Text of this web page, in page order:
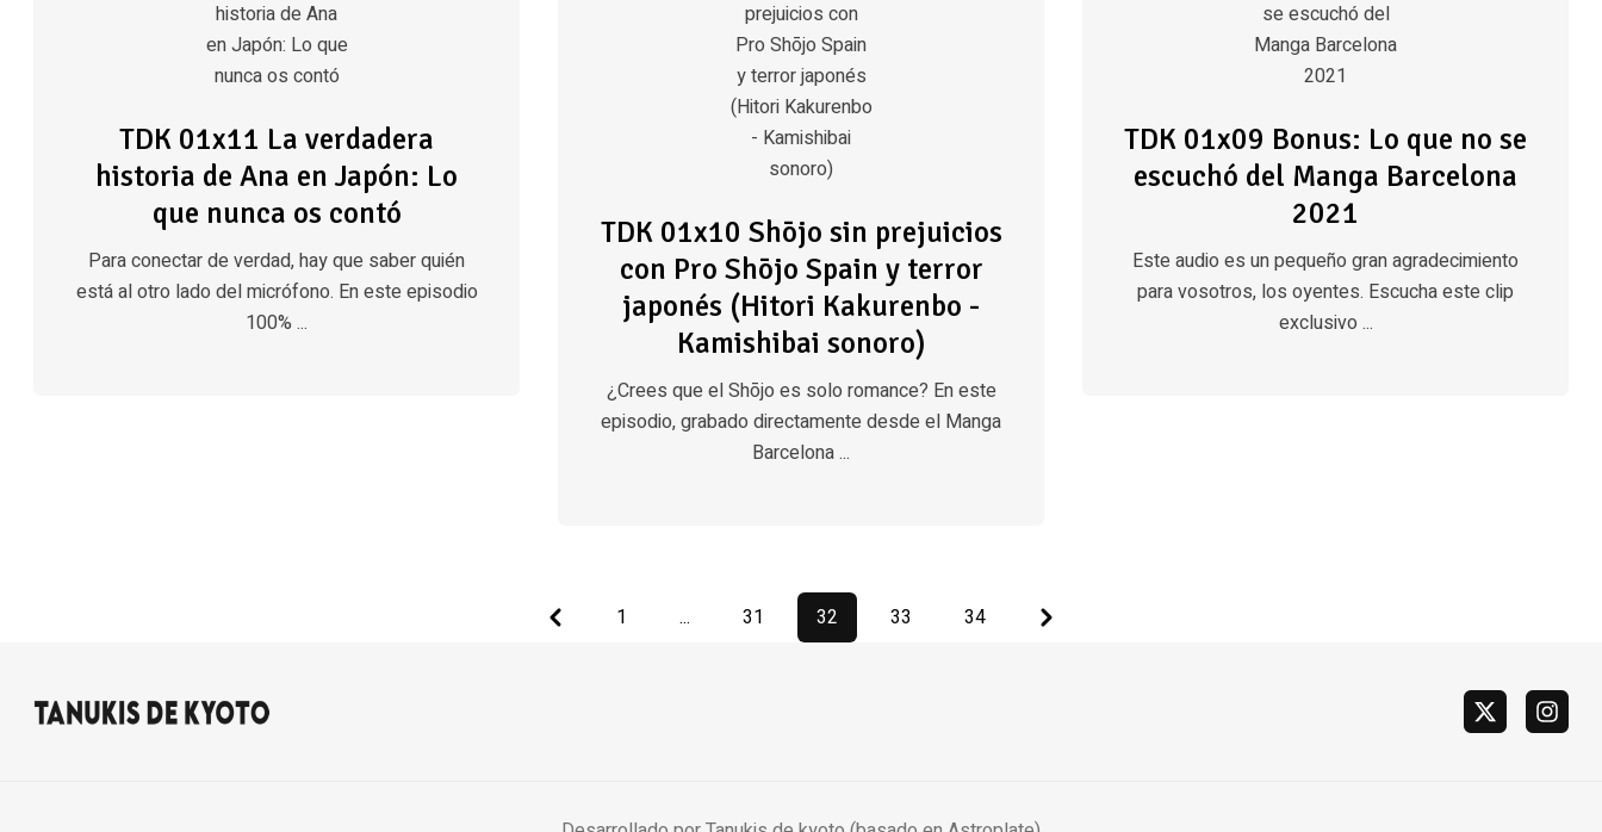
TDK 01x11 La verdadera
historia de Ana en Japón: Lo
que nunca os contó
Para conectar de verdad, hay que saber quién
está al otro lado del micrófono. En este episodio
100% ...
TDK 01x10 Shōjo sin prejuicios
con Pro Shōjo Spain y terror
japonés (Hitori Kakurenbo -
Kamishibai sonoro)
¿Crees que el Shōjo es solo romance? En este
episodio, grabado directamente desde el Manga
Barcelona ...
TDK 01x09 Bonus: Lo que no se
escuchó del Manga Barcelona
2021
Este audio es un pequeño gran agradecimiento
para vosotros, los oyentes. Escucha este clip
exclusivo ...
Previous 1 ... 31 32 33 34 Next
x